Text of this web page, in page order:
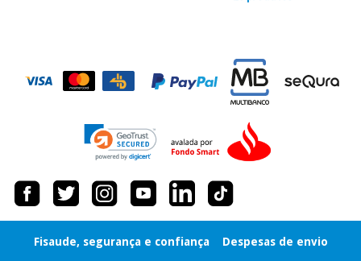
Fisaude, segurança e confiança
Despesas de envio